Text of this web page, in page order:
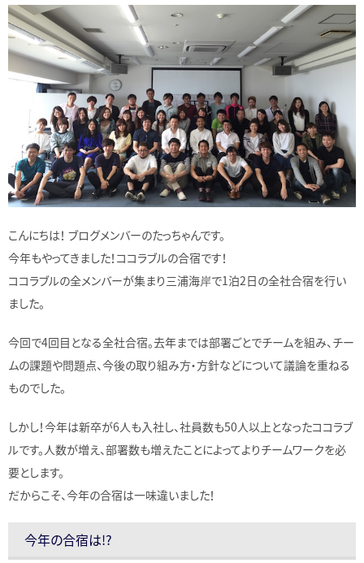
こんにちは！ ブログメンバーのたっちゃんです。
今年もやってきました！ココラブルの合宿です！
ココラブルの全メンバーが集まり三浦海岸で1泊2日の全社合宿を行い
ました。
今回で4回目となる全社合宿。去年までは部署ごとでチームを組み、チー
ムの課題や問題点、今後の取り組み方・方針などについて議論を重ねる
ものでした。
しかし！今年は新卒が6人も入社し、社員数も50人以上となったココラブ
ルです。人数が増え、部署数も増えたことによってよりチームワークを必
要とします。
だからこそ、今年の合宿は一味違いました！
今年の合宿は!?